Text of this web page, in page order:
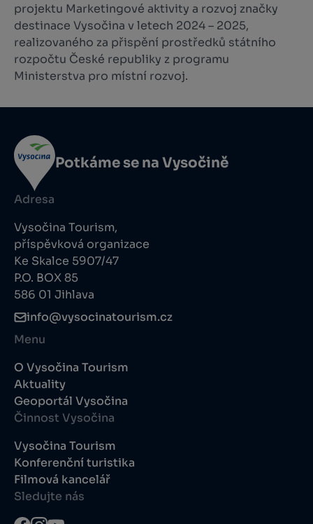
projektu Marketingové aktivity a rozvoj značky
destinace Vysočina v letech 2024 – 2025,
realizovaného za přispění prostředků státního
rozpočtu České republiky z programu
Ministerstva pro místní rozvoj.
Potkáme se na Vysočině
Adresa
Vysočina Tourism,
příspěvková organizace
Ke Skalce 5907/47
P.O. BOX 85
586 01 Jihlava
info@vysocinatourism.cz
Menu
O Vysočina Tourism
Aktuality
Geoportál Vysočina
Činnost Vysočina
Vysočina Tourism
Konferenční turistika
Filmová kancelář
Sledujte nás